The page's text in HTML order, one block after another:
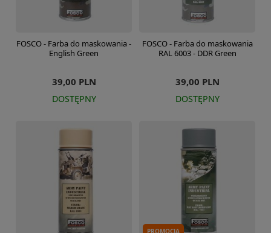
FOSCO - Farba do maskowania -
English Green
39,00 PLN
DOSTĘPNY
FOSCO - Farba do maskowania
RAL 6003 - DDR Green
39,00 PLN
DOSTĘPNY
PROMOCJA